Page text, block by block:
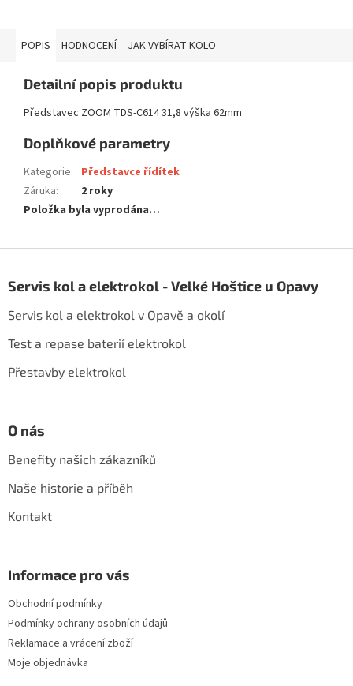
POPIS HODNOCENÍ JAK VYBÍRAT KOLO
Detailní popis produktu
Představec ZOOM TDS-C614 31,8 výška 62mm
Doplňkové parametry
Kategorie: Představce řídítek
Záruka:
2 roky
Položka byla vyprodána…
pServis kol a elektrokol - Velké Hoštice u Opavy
Servis kol a elektrokol v Opavě a okolí
Test a repase baterií elektrokol
Přestavby elektrokol
O nás
Benefity našich zákazníků
Naše historie a příběh
Kontakt
Informace pro vás
Obchodní podmínky
Podmínky ochrany osobních údajů
Reklamace a vrácení zboží
Moje objednávka